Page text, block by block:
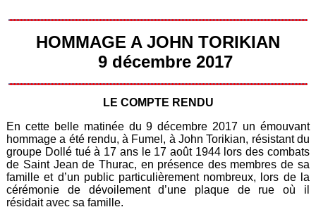
HOMMAGE A JOHN TORIKIAN
9 décembre 2017
LE COMPTE RENDU
En cette belle matinée du 9 décembre 2017 un émouvant
hommage a été rendu, à Fumel, à John Torikian, résistant du
groupe Dollé tué à 17 ans le 17 août 1944 lors des combats
de Saint Jean de Thurac, en présence des membres de sa
famille et d’un public particulièrement nombreux, lors de la
cérémonie de dévoilement d’une plaque de rue où il
résidait avec sa famille.